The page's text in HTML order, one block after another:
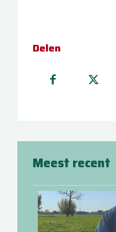
Delen
Meest recent